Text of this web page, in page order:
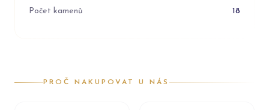
Počet kamenů 18
PROČ NAKUPOVAT U NÁS